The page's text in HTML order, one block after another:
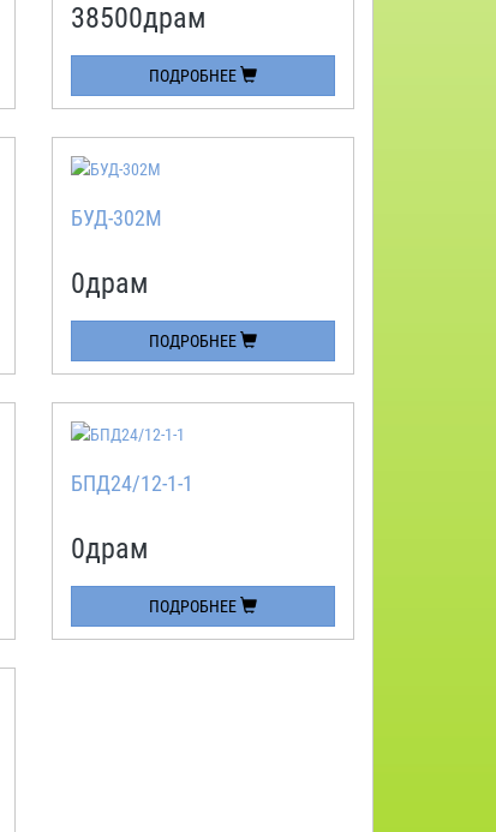
38500драм
ПОДРОБНЕЕ
БУД-302М
0драм
ПОДРОБНЕЕ
БПД24/12-1-1
0драм
ПОДРОБНЕЕ